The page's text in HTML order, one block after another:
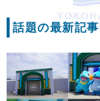
話題の最新記事